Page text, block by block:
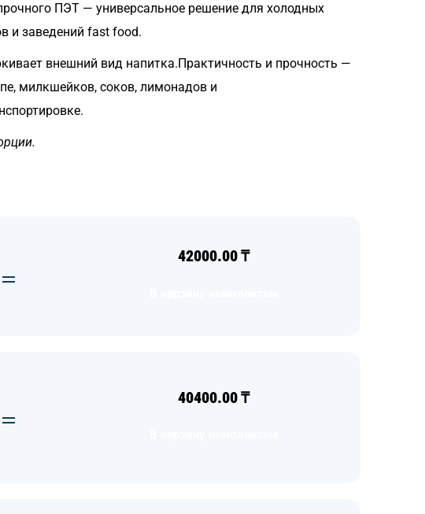
ПЭТ — универсальное решение для холодных
и заведений fast food.
внешний вид напитка.Практичность и прочность —
милкшейков, соков, лимонадов и
42000.00₸
40400.00₸